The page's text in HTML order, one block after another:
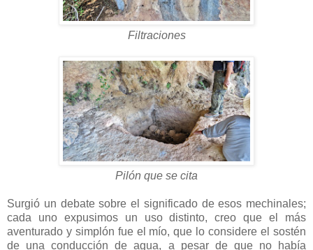
Filtraciones
Pilón que se cita
Surgió un debate sobre el significado de esos mechinales;
cada uno expusimos un uso distinto, creo que el más
aventurado y simplón fue el mío, que lo considere el sostén
de una conducción de agua, a pesar de que no había